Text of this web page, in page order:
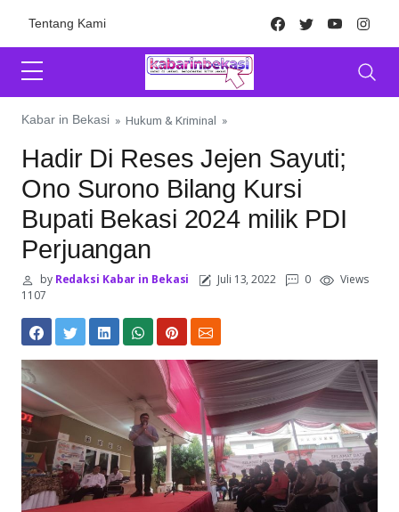
Tentang Kami Facebook
TwitterYoutube
Kabar in Bekasi » Hukum & Kriminal »
Hadir Di Reses Jejen Sayuti;
Ono Surono Bilang Kursi
Bupati Bekasi 2024 milik PDI
Perjuangan
byRedaksi Kabar in Bekasi Juli 13, 2022 0
Views
1107